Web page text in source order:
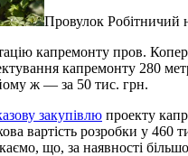
Провулок Робітничий
капремонту пров.
капремонту 280
ж — за 50 тис. грн.
закупівлю проекту
вартість розробки у
що, за наявності